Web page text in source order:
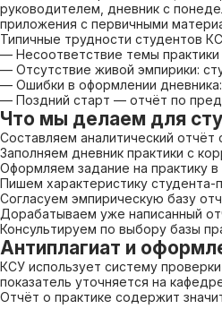
руководителем, дневник с
приложения с первичными
Типичные трудности студентов
— Несоответствие темы
— Отсутствие живой эмпирики:
— Ошибки в оформлении дневника:
— Поздний старт — отчёт по
Что мы делаем для
Составляем аналитический
Заполняем дневник практики с
Оформляем задание на практику
Пишем характеристику студента-
Согласуем эмпирическую базу
Дорабатываем уже написанный
Консультируем по выбору базы
Антиплагиат и
КСУ использует систему
показатель уточняется на
Отчёт о практике содержит